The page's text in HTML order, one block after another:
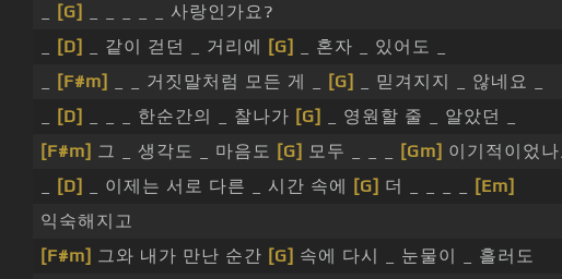
[G]
_ _ _ _ _ 사랑인가요?
[D] _ 같이 걷던 _ 거리에 [G]
_ 혼자 _ 있어도 _
[F#m] _ _ 거짓말처럼 모든 게 _ [G]
_ 믿겨지지 _ 않네요 _
[D] _ _ _ 한순간의 _ 찰나가 [G]
_ 영원할 줄 _ 알았던 _
[F#m] 그 _ 생각도 _ 마음도 [G] 모두 _ _ _ [Gm] 이기적이었
[D] _ 이제는 서로 다른 _ 시간 속에 [G] 더 _ _ _ _
[Em]
익숙해지고
[F#m] 그와 내가 만난 순간 [G] 속에 다시 _ 눈물이 _ 흘러도